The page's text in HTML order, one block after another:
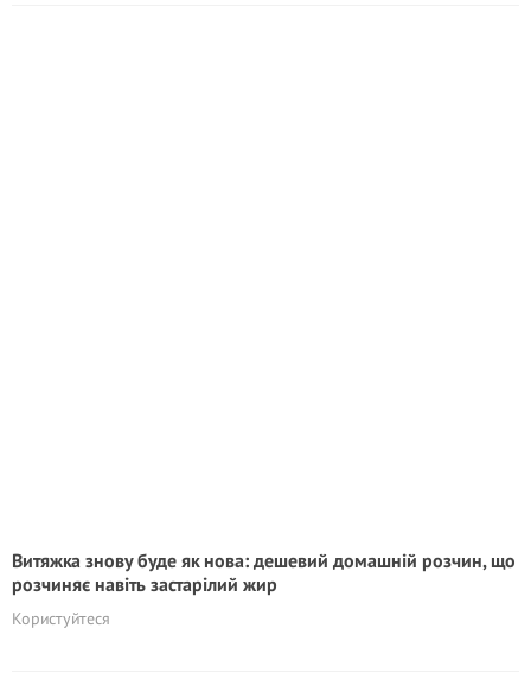
Витяжка знову буде як нова: дешевий домашній розчин, що
розчиняє навіть застарілий жир
Користуйтеся